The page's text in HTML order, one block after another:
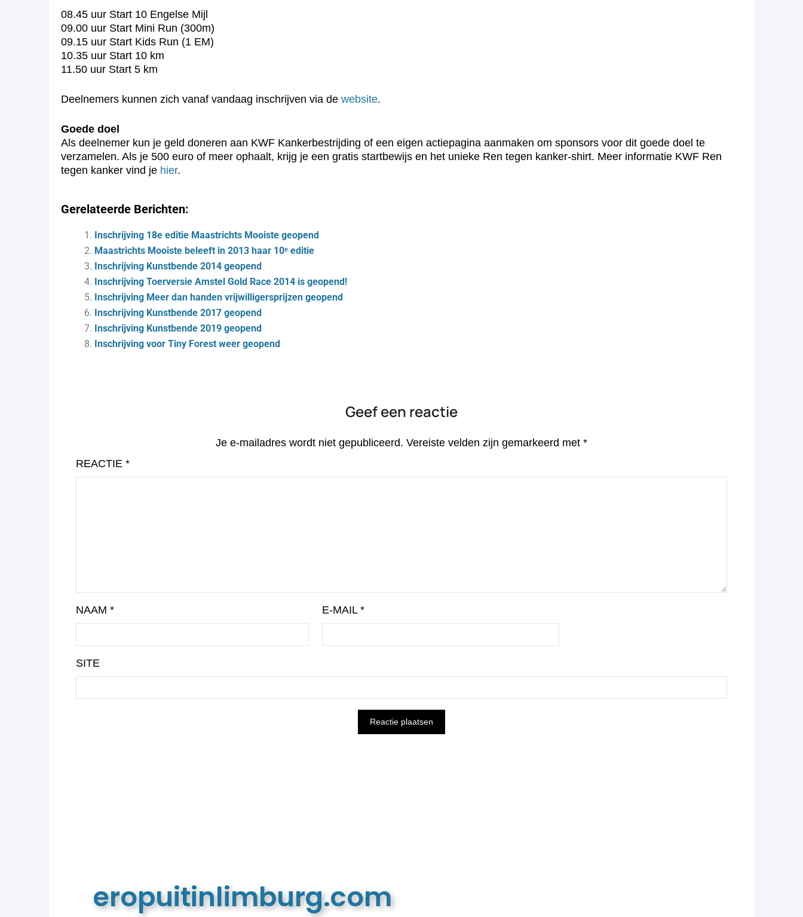
08.45 uur Start 10 Engelse Mijl
09.00 uur Start Mini Run (300m)
09.15 uur Start Kids Run (1 EM)
10.35 uur Start 10 km
11.50 uur Start 5 km
Deelnemers kunnen zich vanaf vandaag inschrijven via de website.
Goede doel
Als deelnemer kun je geld doneren aan KWF Kankerbestrijding of een eigen actiepagina aanmaken om sponsors voor dit goede doel te
verzamelen. Als je 500 euro of meer ophaalt, krijg je een gratis startbewijs en het unieke Ren tegen kanker-shirt. Meer informatie KWF Ren
tegen kanker vind je hier.
Gerelateerde Berichten:
Inschrijving 18e editie Maastrichts Mooiste geopend
Maastrichts Mooiste beleeft in 2013 haar 10ᵉ editie
Inschrijving Kunstbende 2014 geopend
Inschrijving Toerversie Amstel Gold Race 2014 is geopend!
Inschrijving Meer dan handen vrijwilligersprijzen geopend
Inschrijving Kunstbende 2017 geopend
Inschrijving Kunstbende 2019 geopend
Inschrijving voor Tiny Forest weer geopend
Geef een reactie
Je e-mailadres wordt niet gepubliceerd. Vereiste velden zijn gemarkeerd met *
REACTIE *
NAAM * E-MAIL *
SITE
eropuitinlimburg.com